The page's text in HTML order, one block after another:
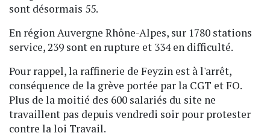
sont désormais 55.
En région Auvergne Rhône-Alpes, sur 1780 stations
service, 239 sont en rupture et 334 en difficulté.
Pour rappel, la raffinerie de Feyzin est à l'arrêt,
conséquence de la grève portée par la CGT et FO.
Plus de la moitié des 600 salariés du site ne
travaillent pas depuis vendredi soir pour protester
contre la loi Travail.